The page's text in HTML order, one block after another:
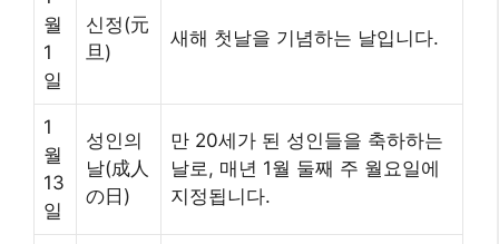
월
1
일
신정(元
旦)
새해 첫날을 기념하는 날입니다.
1
월
13
일
성인의
날(成人
の日)
만 20세가 된 성인들을 축하하는
날로, 매년 1월 둘째 주 월요일에
지정됩니다.